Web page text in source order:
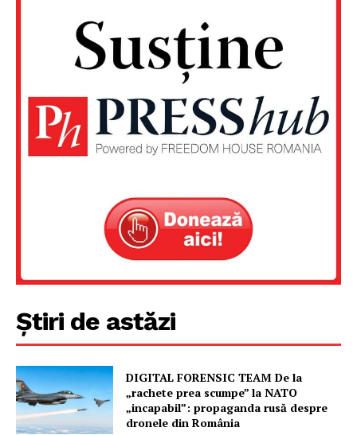
Un proiect
FREEDOM HOUSE ROMÂNIA
Știri de astăzi
DIGITAL FORENSIC TEAM De la
„rachete prea scumpe” la NATO
„incapabil”: propaganda rusă despre
dronele din România